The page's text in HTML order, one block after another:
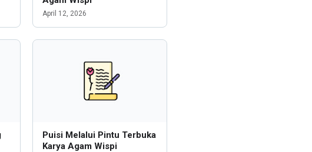
April 12, 2026
Puisi Melalui Pintu Terbuka
Karya Agam Wispi